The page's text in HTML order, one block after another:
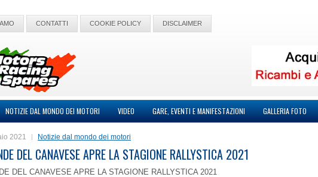
CONTATTI COOKIE POLICY DISCLAIMER
NOTIZIE DAL MONDO DEI MOTORI VIDEO GARE, EVENTI E MANIFESTAZIONI GALLERIA FOTO
2021 Notizie dal mondo dei motori
DEL CANAVESE APRE LA STAGIONE RALLYSTICA 2021
DEL CANAVESE APRE LA STAGIONE RALLYSTICA 2021